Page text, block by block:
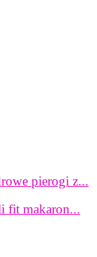
pierogi z...
fit makaron...